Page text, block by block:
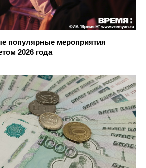
популярные мероприятия
2026 года